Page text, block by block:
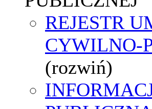
REJESTR
CYWILNO-
(rozwiń)